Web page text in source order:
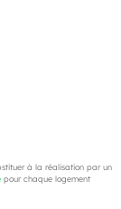
à la réalisation par un
pour chaque logement